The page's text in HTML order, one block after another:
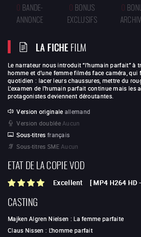
0 BANDE-
ANNONCE
0 BONUS
EXCLUSIFS
0
LA FICHEFILM
Le narrateur nous introduit “l’humain parfait” à
homme et d’une femme filmés face caméra, qui
quotidien : lacer leurs chaussures, mettre du
L’examen de l’humain parfait continue mais les
protagonistes deviennent déroutantes.
Version originale allemand
Version doublée Aucun
Sous-titres français
Sous-titres SME Aucun
ETAT DE LA COPIE VOD
Excellent [ MP4 H264 HD -
CASTING
Majken Algren Nielsen : La femme parfaite
Claus Nissen : L'homme parfait